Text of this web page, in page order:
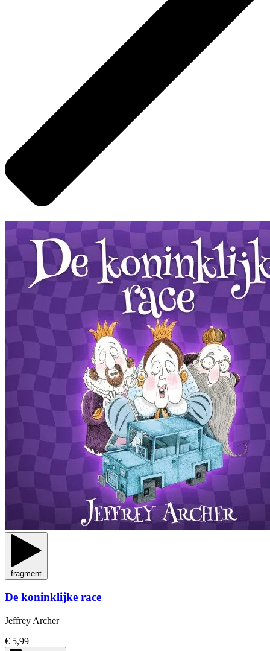
fragment
De koninklijke race
Jeffrey Archer
€ 5,99